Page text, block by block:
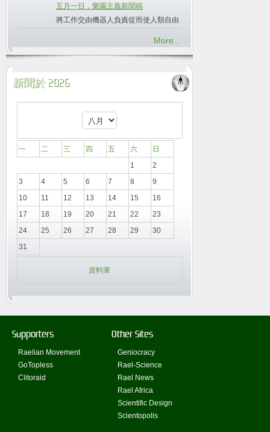
五月一日，樂園主義新聞稿
將工作交由機器人負責從而使人類自由
More...
新聞於 2026
一 二 三 四 五 六
日
1
2
3
4 5 6 7 8
9
10
11 12 13 14 15
16
17
18 19 20 21 22
23
24
25 26 27 28 29
30
31
資料庫
Supporters
Raelian Movement
GoTopless
Clitoraid
Other Sites
Geniocracy
Rael-Science
Rael News
Rael Africa
Scientific Design
Scientopolis